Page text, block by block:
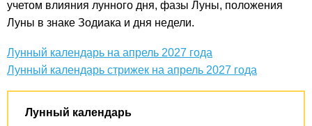
учетом влияния лунного дня, фазы Луны, положения
Луны в знаке Зодиака и дня недели.
Лунный календарь на апрель 2027 года
Лунный календарь стрижек на апрель 2027 года
Лунный календарь